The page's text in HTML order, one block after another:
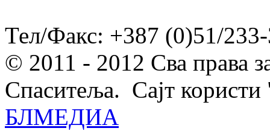
Тел/Факс: +387 (0)51/
© 2011 - 2012 Сва права
Спаситеља. Сајт
БЛМЕДИА